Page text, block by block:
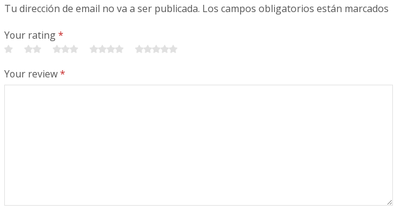
Tu dirección de email no va a ser publicada. Los campos obligatorios están marcados
Your rating*
Your review*